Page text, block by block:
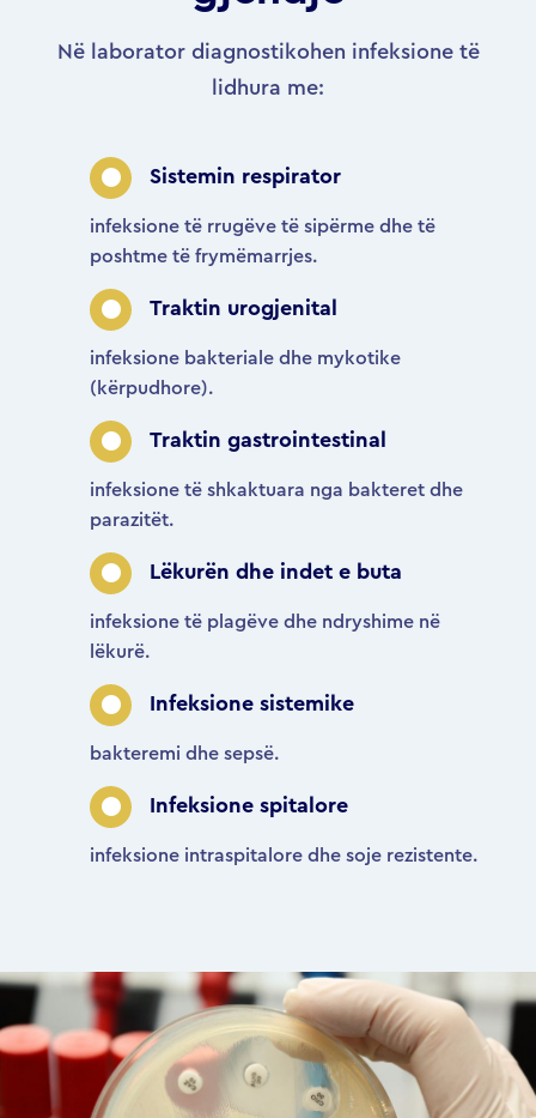
Në laborator diagnostikohen infeksione të
lidhura me:
Sistemin respirator
infeksione të rrugëve të sipërme dhe të
poshtme të frymëmarrjes.
Traktin urogjenital
infeksione bakteriale dhe mykotike
(kërpudhore).
Traktin gastrointestinal
infeksione të shkaktuara nga bakteret dhe
parazitët.
Lëkurën dhe indet e buta
infeksione të plagëve dhe ndryshime në
lëkurë.
Infeksione sistemike
bakteremi dhe sepsë.
Infeksione spitalore
infeksione intraspitalore dhe soje rezistente.